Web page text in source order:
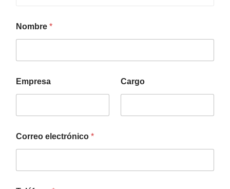
Nombre *
Empresa Cargo
Correo electrónico *